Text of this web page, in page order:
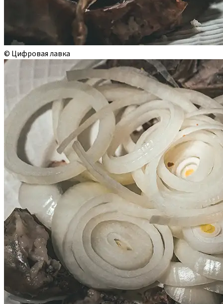
© Цифровая лавка